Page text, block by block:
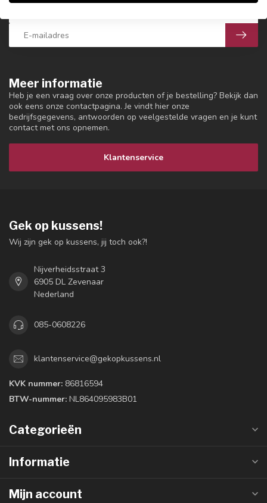
Meer informatie
Heb je een vraag over onze producten of je bestelling? Bekijk dan
ook eens onze contactpagina. Je vindt hier onze
bedrijfsgegevens, antwoorden op veelgestelde vragen en je kunt
contact met ons opnemen.
Klantenservice
Gek op kussens!
Wij zijn gek op kussens, jij toch ook?!
Nijverheidsstraat 3
6905 DL Zevenaar
Nederland
085-0608226
klantenservice@gekopkussens.nl
KVK nummer: 86816594
BTW-nummer: NL864095983B01
Categorieën
Informatie
Mijn account